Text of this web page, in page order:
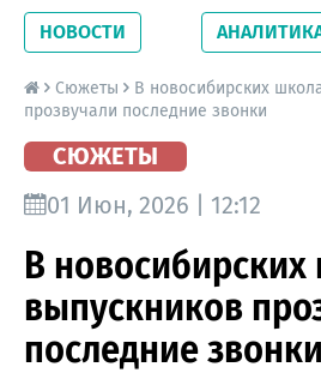
Новосибирской области.
новости на сайте
Precedent.
НОВОСТИ
Сюжеты
В новосибирских
прозвучали последние звонки
СЮЖЕТЫ
01 Июн, 2026 | 12:12
В
выпускников
последние звонки